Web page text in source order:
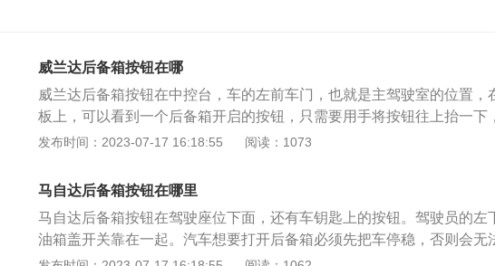
威兰达后备箱按钮在哪
威兰达后备箱按钮在中控台，车的左前车门，也就是主驾驶室的位置，
板上，可以看到一个后备箱开启的按钮，只需要用手将按钮往上抬一下
盖就打开。后备箱按钮的位置因不同厂商、不同车型而产生差别。大体
个拉杆，这种拉杆形式的就比较规矩，一般都是在驾驶座的左下侧或者
左下侧，上面会有一个汽车尾箱翘起的图标。通常和油箱盖拉杆在一起
备箱开启方式：一、钥匙遥控控制（车外）这应该是大部分车主开启后
用使用的方式了，方法也很简单，直接按下车钥匙的后备箱开启按钮，
发布时间：2023-07-17 16:18:55 阅读：1073
马自达后备箱按钮在哪里
马自达后备箱按钮在驾驶座位下面，还有车钥匙上的按钮。驾驶员的左
油箱盖开关靠在一起。汽车想要打开后备箱必须先把车停稳，否则会无
打开后备箱。另外，使用汽车的钥匙也可以打开汽车的后备箱，可以在